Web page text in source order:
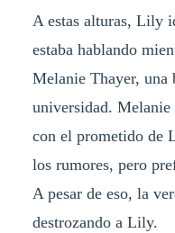
A estas alturas, Lily
estaba hablando
Melanie Thayer, una
universidad. Melanie
con el prometido de
los rumores, pero
A pesar de eso, la
destrozando a Lily.